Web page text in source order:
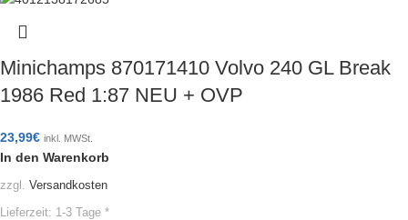
Minichamps 870171410 Volvo 240 GL Break
1986 Red 1:87 NEU + OVP
23,99€ inkl. MWSt.
In den Warenkorb
zzgl. Versandkosten
Lieferzeit: 1-3 Tage *